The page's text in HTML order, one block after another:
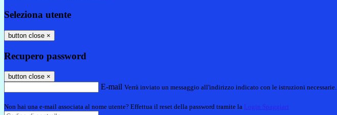
Seleziona utente
button close ×
Recupero password
button close ×
E-mail Verrà inviato un messaggio all'indirizzo indicato con le istruzioni necessarie.
Non hai una e-mail associata al nome utente? Effettua il reset della password tramite la Login Spaggiari